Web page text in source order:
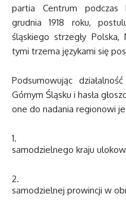
partia Centrum podczas
grudnia 1918 roku,
śląskiego strzegły Polska,
tymi trzema językami się
Podsumowując
Górnym Śląsku i hasła
one do nadania regionowi
samodzielnego kraju
samodzielnej prowincji w